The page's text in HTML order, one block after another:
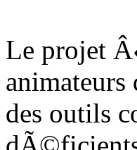
Le projet
des outils